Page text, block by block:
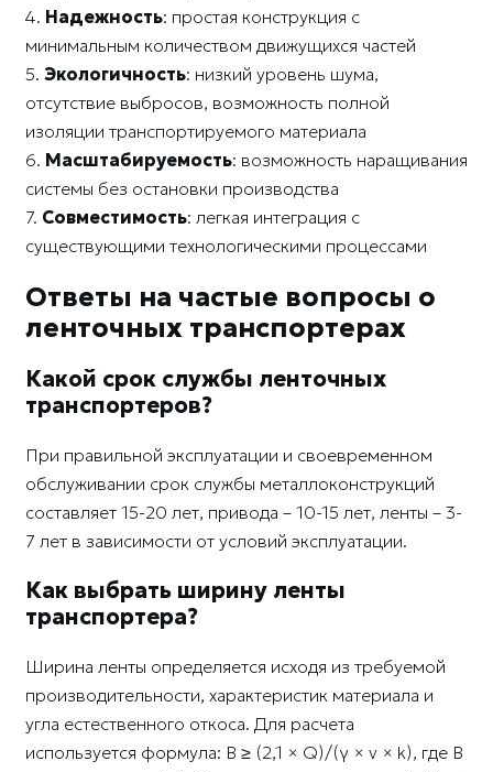
4. Надежность: простая конструкция с
минимальным количеством движущихся частей
5. Экологичность: низкий уровень шума,
отсутствие выбросов, возможность полной
изоляции транспортируемого материала
6. Масштабируемость: возможность наращивания
системы без остановки производства
7. Совместимость: легкая интеграция с
существующими технологическими процессами
Ответы на частые вопросы о
ленточных транспортерах
Какой срок службы ленточных
транспортеров?
При правильной эксплуатации и своевременном
обслуживании срок службы металлоконструкций
составляет 15-20 лет, привода – 10-15 лет, ленты – 3-
7 лет в зависимости от условий эксплуатации.
Как выбрать ширину ленты
транспортера?
Ширина ленты определяется исходя из требуемой
производительности, характеристик материала и
угла естественного откоса. Для расчета
используется формула: B ≥ (2,1 × Q)/(γ × v × k), где B